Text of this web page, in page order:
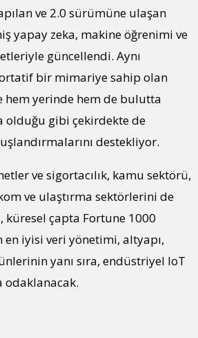
ve 2.0 sürümüne ulaşan
yapay zeka, makine öğrenimi ve
güncellendi. Aynı
bir mimariye sahip olan
hem yerinde hem de bulutta
olduğu gibi çekirdekte de
destekliyor.
ve sigortacılık, kamu sektörü,
ve ulaştırma sektörlerini de
küresel çapta Fortune 1000
en iyisi veri yönetimi, altyapı,
yanı sıra, endüstriyel IoT
odaklanacak.